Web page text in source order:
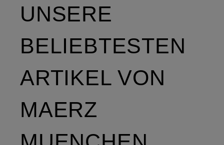
UNSERE
BELIEBTESTEN
ARTIKEL VON
MAERZ